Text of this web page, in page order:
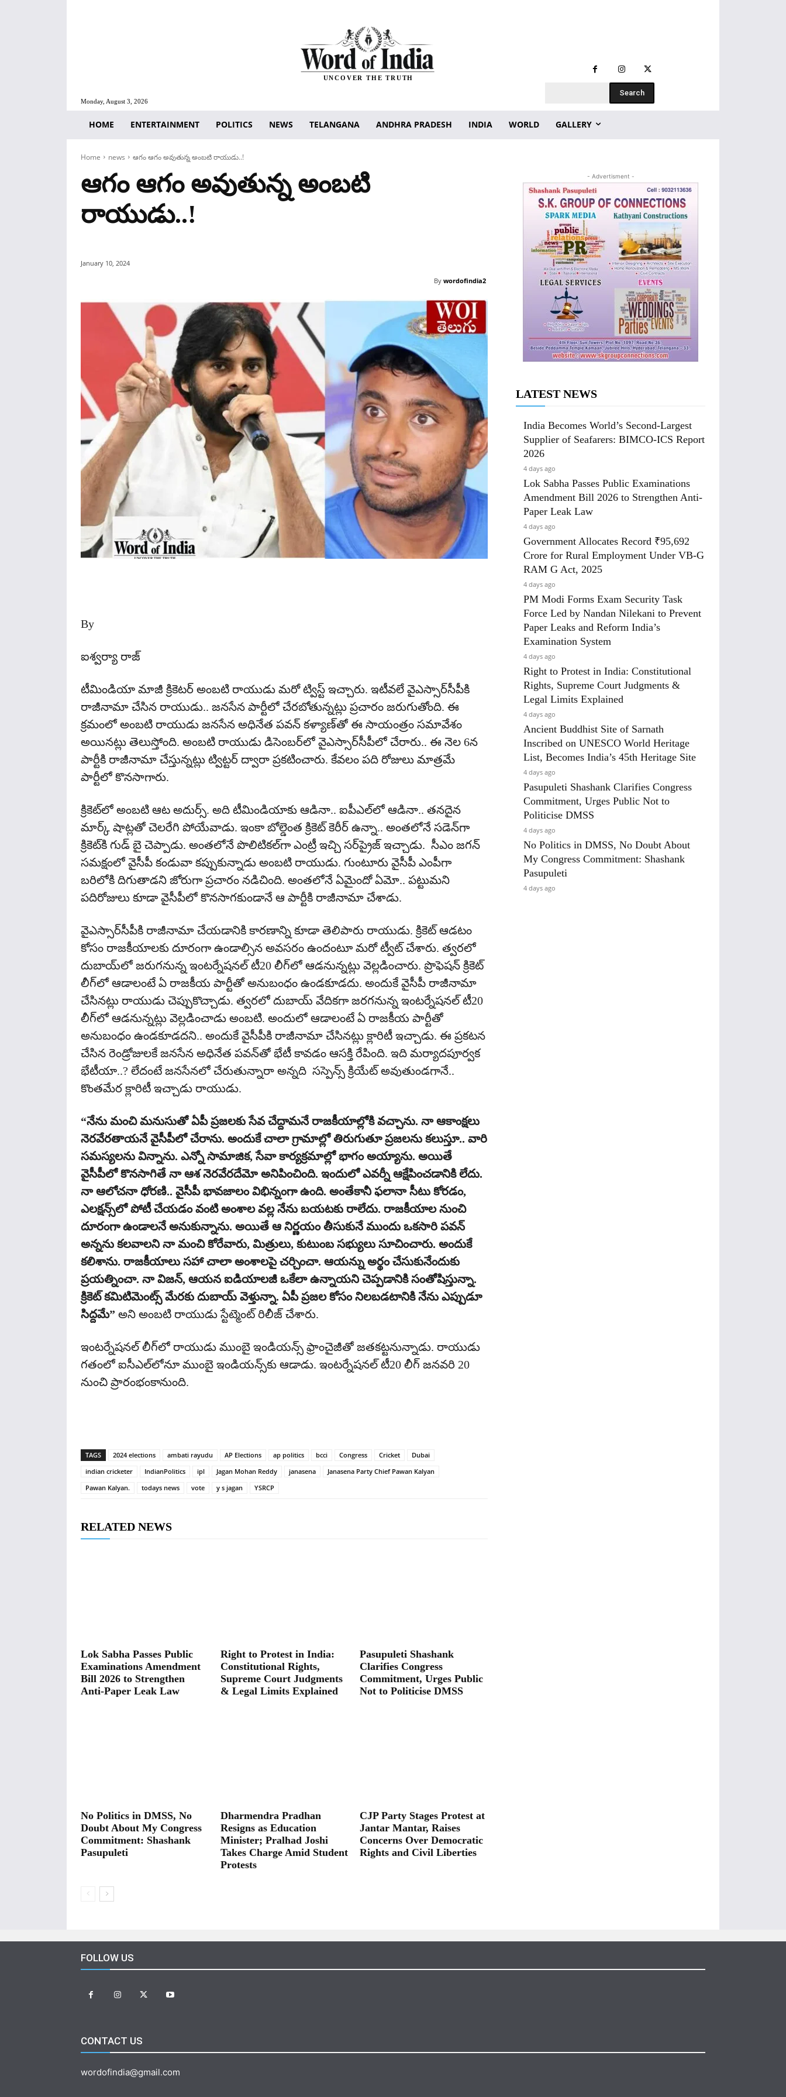
Monday, August 3, 2026
UNCOVER THE TRUTH
Search
HOME ENTERTAINMENT POLITICS NEWS TELANGANA ANDHRA PRADESH INDIA WORLD GALLERY
Home news ఆగం ఆగం అవుతున్న అంబటి రాయుడు..!
ఆగం ఆగం అవుతున్న అంబటి
రాయుడు..!
January 10, 2024
By wordofindia2
By
ఐశ్వర్యా రాజ్
టీమిండియా మాజీ క్రికెటర్ అంబటి రాయుడు మరో ట్విస్ట్ ఇచ్చారు. ఇటీవలే వైఎస్సార్‌సీపీకి
రాజీనామా చేసిన రాయుడు.. జనసేన పార్టీలో చేరబోతున్నట్లు ప్రచారం జరుగుతోంది. ఈ
క్రమంలో అంబటి రాయుడు జనసేన అధినేత పవన్ కళ్యాణ్‌తో ఈ సాయంత్రం సమావేశం
అయినట్లు తెలుస్తోంది. అంబటి రాయుడు డిసెంబర్‌లో వైఎస్సార్‌సీపీలో చేరారు.. ఈ నెల 6న
పార్టీకి రాజీనామా చేస్తున్నట్లు ట్విట్టర్ ద్వారా ప్రకటించారు. కేవలం పది రోజులు మాత్రమే
పార్టీలో కొనసాగారు.
క్రికెట్‌లో అంబటి ఆట అదుర్స్‌. అది టీమిండియాకు ఆడినా.. ఐపీఎల్‌లో ఆడినా.. తనదైన
మార్క్ షాట్లతో చెలరేగి పోయేవాడు. ఇంకా బోల్డెంత క్రికెట్ కెరీర్ ఉన్నా.. అంతలోనే సడెన్‌గా
క్రికెట్‌కి గుడ్‌ బై చెప్పాడు. అంతలోనే పొలిటికల్‌గా ఎంట్రీ ఇచ్చి సర్‌ప్రైజ్ ఇచ్చాడు. సీఎం జగన్
సమక్షంలో వైసీపీ కండువా కప్పుకున్నాడు అంబటి రాయుడు. గుంటూరు వైసీపీ ఎంపీగా
బరిలోకి దిగుతాడని జోరుగా ప్రచారం నడిచింది. అంతలోనే ఏమైందో ఏమో.. పట్టుమని
పదిరోజులు కూడా వైసీపీలో కొనసాగకుండానే ఆ పార్టీకి రాజీనామా చేశాడు.
వైఎస్సార్‌సీపీకి రాజీనామా చేయడానికి కారణాన్ని కూడా తెలిపారు రాయుడు. క్రికెట్ ఆడటం
కోసం రాజకీయాలకు దూరంగా ఉండాల్సిన అవసరం ఉందంటూ మరో ట్వీట్ చేశారు. త్వరలో
దుబాయ్‌లో జరుగనున్న ఇంటర్నేషనల్‌ టీ20 లీగ్‌లో ఆడనున్నట్లు వెల్లడించారు. ప్రొఫెషన్‌ క్రికెట్‌
లీగ్‌లో ఆడాలంటే ఏ రాజకీయ పార్టీతో అనుబంధం ఉండకూడదు. అందుకే వైసీపీ రాజీనామా
చేసినట్లు రాయుడు చెప్పుకొచ్చాడు. త్వరలో దుబాయ్‌ వేదికగా జరగనున్న ఇంటర్నేషనల్‌ టీ20
లీగ్‌లో ఆడనున్నట్లు వెల్లడించాడు అంబటి. అందులో ఆడాలంటే ఏ రాజకీయ పార్టీతో
అనుబంధం ఉండకూడదని.. అందుకే వైసీపీకి రాజీనామా చేసినట్లు క్లారిటీ ఇచ్చాడు. ఈ ప్రకటన
చేసిన రెండ్రోజులకే జనసేన అధినేత పవన్‌తో భేటీ కావడం ఆసక్తి రేపింది. ఇది మర్యాదపూర్వక
భేటీయా..? లేదంటే జనసేనలో చేరుతున్నారా అన్నది సస్పెన్స్‌ క్రియేట్ అవుతుండగానే..
కొంతమేర క్లారిటీ ఇచ్చాడు రాయుడు.
“నేను మంచి మనుసుతో ఏపీ ప్రజలకు సేవ చేద్దామనే రాజకీయాల్లోకి వచ్చాను. నా ఆకాంక్షలు
నెరవేరతాయనే వైసీపీలో చేరాను. అందుకే చాలా గ్రామాల్లో తిరుగుతూ ప్రజలను కలుస్తూ.. వారి
సమస్యలను విన్నాను. ఎన్నో సామాజిక, సేవా కార్యక్రమాల్లో భాగం అయ్యాను. అయితే
వైసీపీలో కొనసాగితే నా ఆశ నెరవేరదేమో అనిపించింది. ఇందులో ఎవర్నీ ఆక్షేపించడానికి లేదు.
నా ఆలోచనా ధోరణి.. వైసీపీ భావజాలం విభిన్నంగా ఉంది. అంతేకానీ ఫలానా సీటు కోరడం,
ఎలక్షన్స్‌లో పోటీ చేయడం వంటి అంశాల వల్ల నేను బయటకు రాలేదు. రాజకీయాల నుంచి
దూరంగా ఉండాలనే అనుకున్నాను. అయితే ఆ నిర్ణయం తీసుకునే ముందు ఒకసారి పవన్
అన్నను కలవాలని నా మంచి కోరేవారు, మిత్రులు, కుటుంబ సభ్యులు సూచించారు. అందుకే
కలిశాను. రాజకీయాలు సహా చాలా అంశాలపై చర్చించా. ఆయన్ను అర్థం చేసుకునేందుకు
ప్రయత్నించా. నా విజన్, ఆయన ఐడియాలజీ ఒకేలా ఉన్నాయని చెప్పడానికి సంతోషిస్తున్నా.
క్రికెట్ కమిటిమెంట్స్ మేరకు దుబాయ్ వెళ్తున్నా. ఏపీ ప్రజల కోసం నిలబడటానికి నేను ఎప్పుడూ
సిద్దమే” అని అంబటి రాయుడు స్టేట్మెంట్ రిలీజ్ చేశారు.
ఇంటర్నేషనల్‌ లీగ్‌లో రాయుడు ముంబై ఇండియన్స్‌ ఫ్రాంచైజీతో జతకట్టనున్నాడు. రాయుడు
గతంలో ఐసీఎల్‌లోనూ ముంబై ఇండియన్స్‌కు ఆడాడు. ఇంటర్నేషనల్‌ టీ20 లీగ్‌ జనవరి 20
నుంచి ప్రారంభంకానుంది.
TAGS 2024 elections ambati rayudu AP Elections ap politics bcci Congress Cricket
Dubai
indian cricketer
IndianPolitics ipl Jagan Mohan Reddy janasena
Janasena Party Chief Pawan Kalyan
Pawan Kalyan.
todays news vote y s jagan YSRCP
RELATED NEWS
Lok Sabha Passes Public
Examinations Amendment
Bill 2026 to Strengthen
Anti-Paper Leak Law
Right to Protest in India:
Constitutional Rights,
Supreme Court Judgments
& Legal Limits Explained
Pasupuleti Shashank
Clarifies Congress
Commitment, Urges Public
Not to Politicise DMSS
No Politics in DMSS, No
Doubt About My Congress
Commitment: Shashank
Pasupuleti
Dharmendra Pradhan
Resigns as Education
Minister; Pralhad Joshi
Takes Charge Amid Student
Protests
CJP Party Stages Protest at
Jantar Mantar, Raises
Concerns Over Democratic
Rights and Civil Liberties
- Advertisment -
LATEST NEWS
India Becomes World’s Second-Largest
Supplier of Seafarers: BIMCO-ICS Report
2026
4 days ago
Lok Sabha Passes Public Examinations
Amendment Bill 2026 to Strengthen Anti-
Paper Leak Law
4 days ago
Government Allocates Record ₹95,692
Crore for Rural Employment Under VB-G
RAM G Act, 2025
4 days ago
PM Modi Forms Exam Security Task
Force Led by Nandan Nilekani to Prevent
Paper Leaks and Reform India’s
Examination System
4 days ago
Right to Protest in India: Constitutional
Rights, Supreme Court Judgments &
Legal Limits Explained
4 days ago
Ancient Buddhist Site of Sarnath
Inscribed on UNESCO World Heritage
List, Becomes India’s 45th Heritage Site
4 days ago
Pasupuleti Shashank Clarifies Congress
Commitment, Urges Public Not to
Politicise DMSS
4 days ago
No Politics in DMSS, No Doubt About
My Congress Commitment: Shashank
Pasupuleti
4 days ago
FOLLOW US
CONTACT US
wordofindia@gmail.com